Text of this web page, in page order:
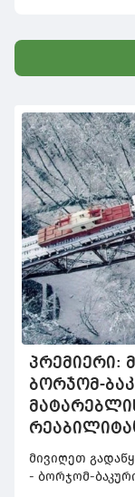
პრემიერი:
ბორჯომ-
ასევე
და
მივიღეთ
- ბორჯომ-